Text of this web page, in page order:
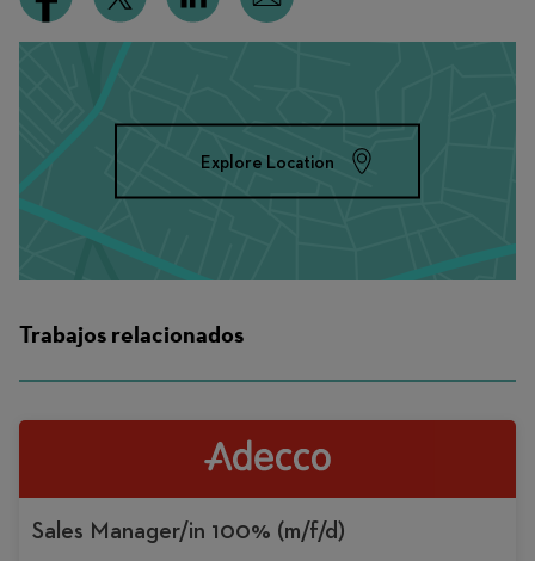
Explore Location
Trabajos relacionados
Sales Manager/in 100% (m/f/d)